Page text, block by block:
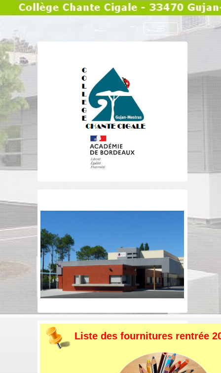
Liste des fournitures rentrée